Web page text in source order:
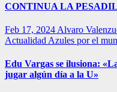
CONTINUA LA
Feb 17, 2024 Alvaro
Actualidad Azules por el
Edu Vargas se ilusiona:
jugar algún día a la U»